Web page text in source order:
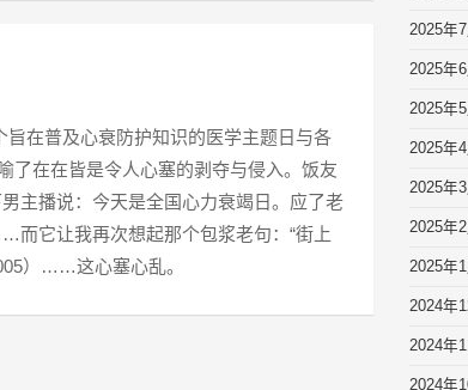
在普及心衰防护知识的医学主题日与各
了在在皆是令人心塞的剥夺与侵入。饭友
主播说：今天是全国心力衰竭日。应了老
而它让我再次想起那个包浆老句：“街上
）……这心塞心乱。
2025年7
2025年6
2025年5
2025年4
2025年3
2025年2
2025年1
2024年
2024年
2024年